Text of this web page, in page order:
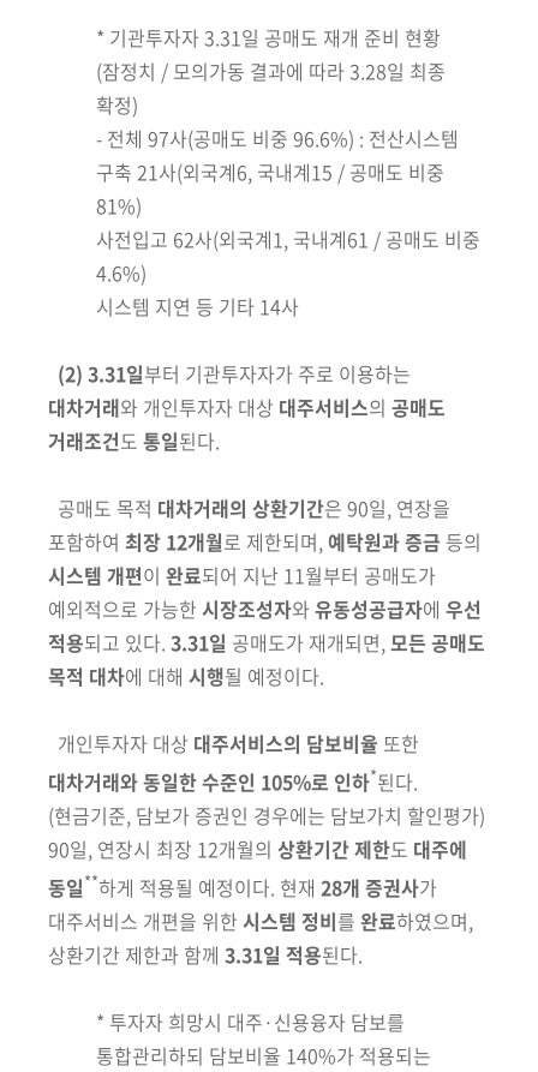
* 기관투자자 3.31일 공매도 재개 준비 현황
(잠정치 / 모의가동 결과에 따라 3.28일 최종
확정)
- 전체 97사(공매도 비중 96.6%) : 전산시스템
구축 21사(외국계6, 국내계15 / 공매도 비중
81%)
사전입고 62사(외국계1, 국내계61 / 공매도 비중
4.6%)
시스템 지연 등 기타 14사
(2) 3.31일부터 기관투자자가 주로 이용하는
대차거래와 개인투자자 대상 대주서비스의 공매도
거래조건도 통일된다.
공매도 목적 대차거래의 상환기간은 90일, 연장을
포함하여 최장 12개월로 제한되며, 예탁원과 증금 등의
시스템 개편이 완료되어 지난 11월부터 공매도가
예외적으로 가능한 시장조성자와 유동성공급자에 우선
적용되고 있다. 3.31일 공매도가 재개되면, 모든 공매도
목적 대차에 대해 시행될 예정이다.
개인투자자 대상 대주서비스의 담보비율 또한
대차거래와 동일한 수준인 105%로 인하*된다.
(현금기준, 담보가 증권인 경우에는 담보가치 할인평가)
90일, 연장시 최장 12개월의 상환기간제한도 대주에
동일**하게 적용될 예정이다. 현재 28개 증권사가
대주서비스 개편을 위한 시스템 정비를 완료하였으며,
상환기간 제한과 함께 3.31일 적용된다.
* 투자자 희망시 대주·신용융자 담보를
통합관리하되 담보비율 140%가 적용되는